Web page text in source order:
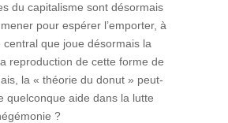
du capitalisme sont désormais
pour espérer l’emporter, à
central que joue désormais la
reproduction de cette forme de
la « théorie du donut » peut-
quelconque aide dans la lutte
?